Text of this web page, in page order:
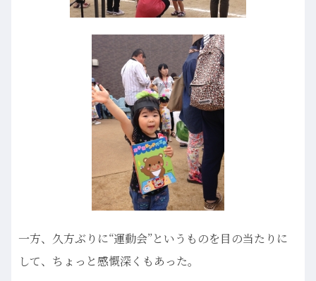
一方、久方ぶりに“運動会”というものを目の当たりに
して、ちょっと感慨深くもあった。